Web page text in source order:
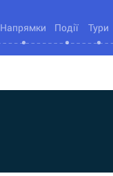
Напрямки Події Тури